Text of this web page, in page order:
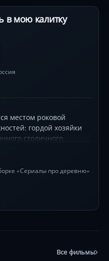
в мою калитку
местом роковой
гордой хозяйки
столичного
разжигают
Визуальная
в старых интерьерах
«Сериалы про деревню»
Все фильмы